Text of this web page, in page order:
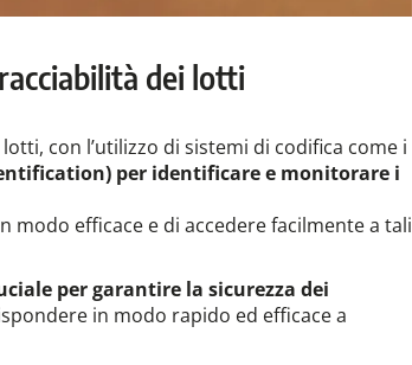
dei lotti
con l’utilizzo di sistemi di codifica come i
per identificare e monitorare i
efficace e di accedere facilmente a tali
per garantire la sicurezza dei
in modo rapido ed efficace a